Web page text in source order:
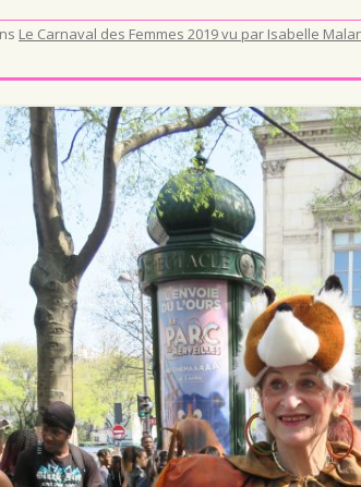
Le Carnaval des Femmes 2019 vu par Isabelle